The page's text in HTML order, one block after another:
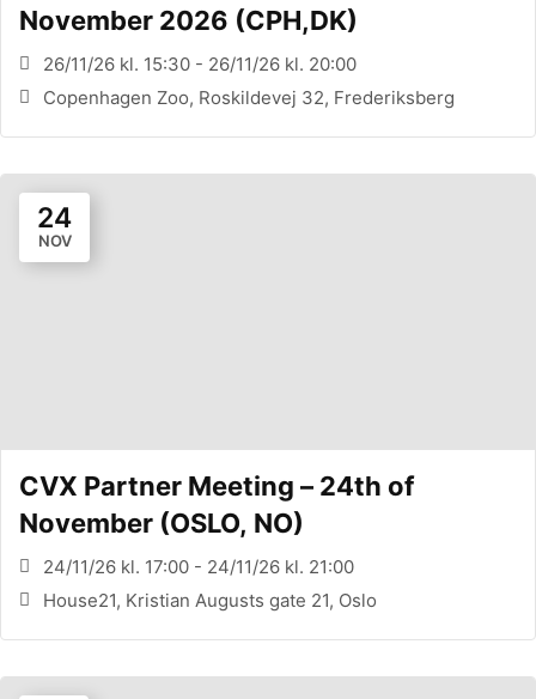
November 2026 (CPH,DK)
26/11/26 kl. 15:30 - 26/11/26 kl. 20:00
Copenhagen Zoo, Roskildevej 32, Frederiksberg
24
NOV
CVX Partner Meeting – 24th of
November (OSLO, NO)
24/11/26 kl. 17:00 - 24/11/26 kl. 21:00
House21, Kristian Augusts gate 21, Oslo